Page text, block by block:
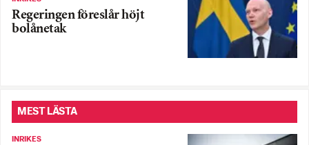
Regeringen föreslår höjt
bolånetak
MEST LÄSTA
INRIKES